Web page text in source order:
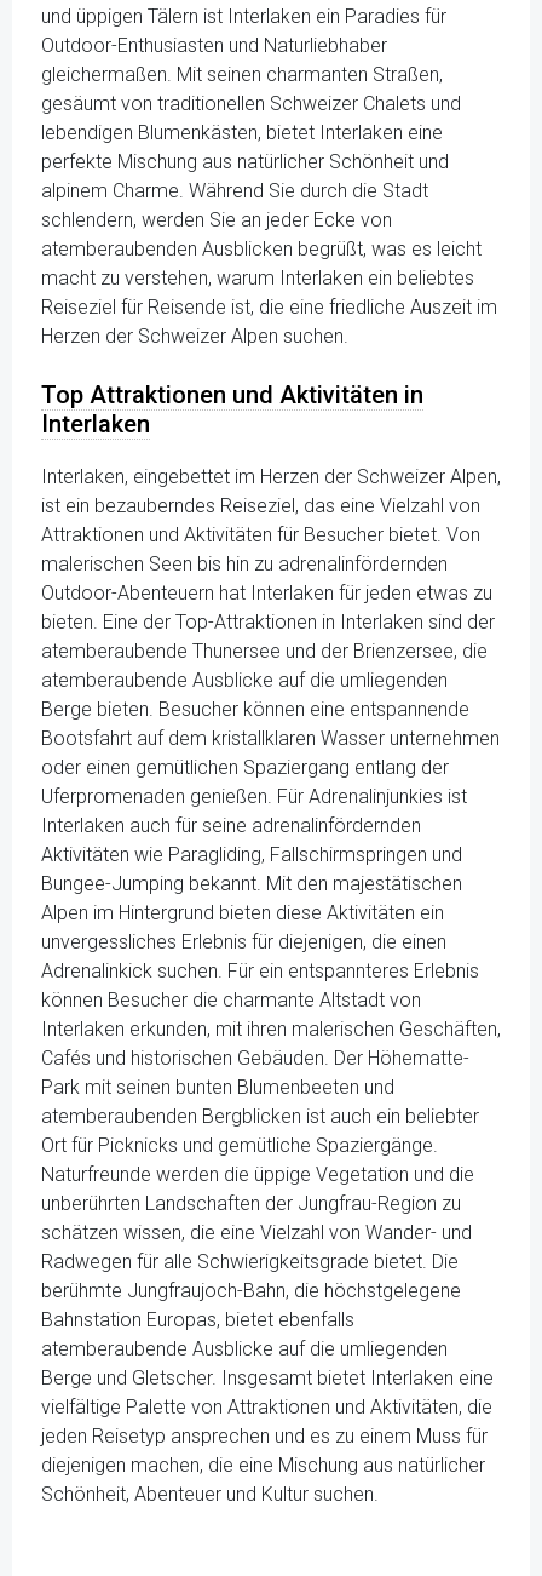
und üppigen Tälern ist Interlaken ein Paradies für
Outdoor-Enthusiasten und Naturliebhaber
gleichermaßen. Mit seinen charmanten Straßen,
gesäumt von traditionellen Schweizer Chalets und
lebendigen Blumenkästen, bietet Interlaken eine
perfekte Mischung aus natürlicher Schönheit und
alpinem Charme. Während Sie durch die Stadt
schlendern, werden Sie an jeder Ecke von
atemberaubenden Ausblicken begrüßt, was es leicht
macht zu verstehen, warum Interlaken ein beliebtes
Reiseziel für Reisende ist, die eine friedliche Auszeit im
Herzen der Schweizer Alpen suchen.
Top Attraktionen und Aktivitäten in
Interlaken
Interlaken, eingebettet im Herzen der Schweizer Alpen,
ist ein bezauberndes Reiseziel, das eine Vielzahl von
Attraktionen und Aktivitäten für Besucher bietet. Von
malerischen Seen bis hin zu adrenalinfördernden
Outdoor-Abenteuern hat Interlaken für jeden etwas zu
bieten. Eine der Top-Attraktionen in Interlaken sind der
atemberaubende Thunersee und der Brienzersee, die
atemberaubende Ausblicke auf die umliegenden
Berge bieten. Besucher können eine entspannende
Bootsfahrt auf dem kristallklaren Wasser unternehmen
oder einen gemütlichen Spaziergang entlang der
Uferpromenaden genießen. Für Adrenalinjunkies ist
Interlaken auch für seine adrenalinfördernden
Aktivitäten wie Paragliding, Fallschirmspringen und
Bungee-Jumping bekannt. Mit den majestätischen
Alpen im Hintergrund bieten diese Aktivitäten ein
unvergessliches Erlebnis für diejenigen, die einen
Adrenalinkick suchen. Für ein entspannteres Erlebnis
können Besucher die charmante Altstadt von
Interlaken erkunden, mit ihren malerischen Geschäften,
Cafés und historischen Gebäuden. Der Höhematte-
Park mit seinen bunten Blumenbeeten und
atemberaubenden Bergblicken ist auch ein beliebter
Ort für Picknicks und gemütliche Spaziergänge.
Naturfreunde werden die üppige Vegetation und die
unberührten Landschaften der Jungfrau-Region zu
schätzen wissen, die eine Vielzahl von Wander- und
Radwegen für alle Schwierigkeitsgrade bietet. Die
berühmte Jungfraujoch-Bahn, die höchstgelegene
Bahnstation Europas, bietet ebenfalls
atemberaubende Ausblicke auf die umliegenden
Berge und Gletscher. Insgesamt bietet Interlaken eine
vielfältige Palette von Attraktionen und Aktivitäten, die
jeden Reisetyp ansprechen und es zu einem Muss für
diejenigen machen, die eine Mischung aus natürlicher
Schönheit, Abenteuer und Kultur suchen.